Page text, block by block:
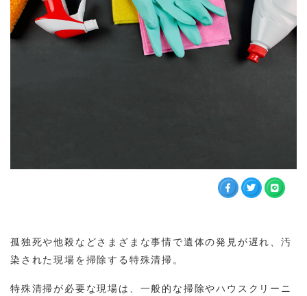
孤独死や他殺などさまざまな事情で遺体の発見が遅れ、汚
染された現場を掃除する特殊清掃。
特殊清掃が必要な現場は、一般的な掃除やハウスクリーニ